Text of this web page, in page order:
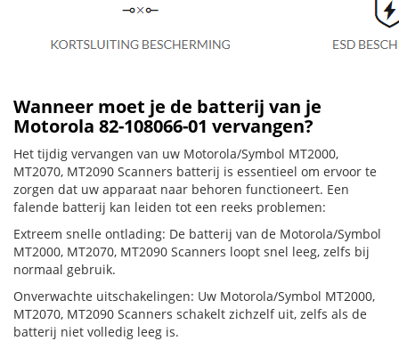
Wanneer moet je de batterij van je
Motorola 82-108066-01 vervangen?
Het tijdig vervangen van uw Motorola/Symbol MT2000,
MT2070, MT2090 Scanners batterij is essentieel om ervoor te
zorgen dat uw apparaat naar behoren functioneert. Een
falende batterij kan leiden tot een reeks problemen:
Extreem snelle ontlading: De batterij van de Motorola/Symbol
MT2000, MT2070, MT2090 Scanners loopt snel leeg, zelfs bij
normaal gebruik.
Onverwachte uitschakelingen: Uw Motorola/Symbol MT2000,
MT2070, MT2090 Scanners schakelt zichzelf uit, zelfs als de
batterij niet volledig leeg is.